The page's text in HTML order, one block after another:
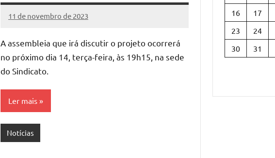
11 de novembro de 2023
Assessoria
Nenhum
A assembleia que irá discutir o projeto ocorrerá
no próximo dia 14, terça-feira, às 19h15, na sede
do Sindicato.
Ler mais
Notícias
16
17
23
24
30
31